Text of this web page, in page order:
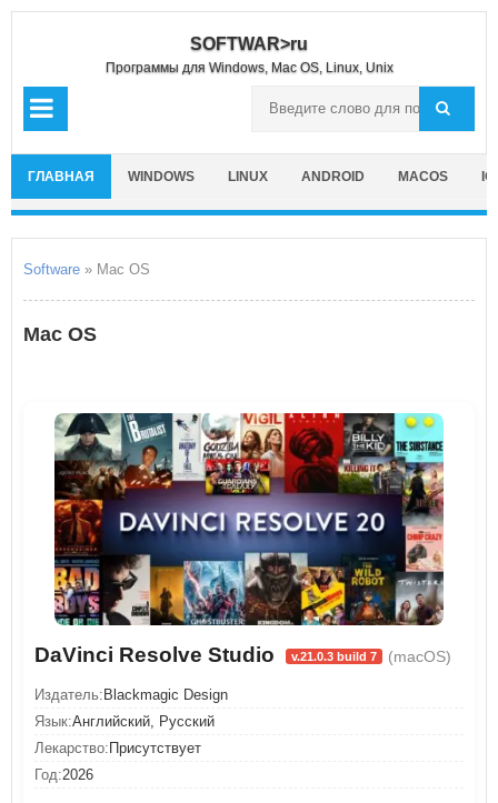
SOFTWAR>ru
Программы для Windows, Mac OS, Linux, Unix
ГЛАВНАЯ WINDOWS LINUX ANDROID MACOS
Software » Mac OS
Mac OS
DaVinci Resolve Studio v.21.0.3 build 7 (macOS)
Издатель: Blackmagic Design
Язык:Английский, Русский
Лекарство: Присутствует
Год:2026